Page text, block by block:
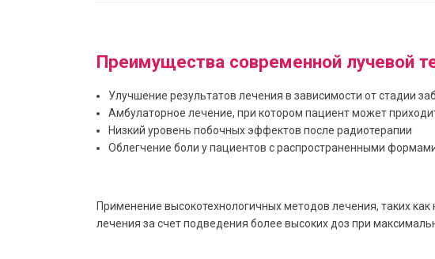
Преимущества современной лучевой
Улучшение результатов лечения в зависимости от стадии
Амбулаторное лечение, при котором пациент может
Низкий уровень побочных эффектов после радиотерапии
Облегчение боли у пациентов с распространенными
Применение высокотехнологичных методов лечения, таких
лечения за счет подведения более высоких доз при